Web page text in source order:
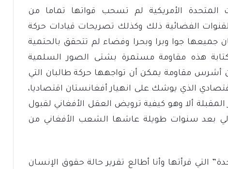
المتحدة الأمريكية لم تسحب قواتها تماما من
الفضائية ذلك وكذلك تصريحات قيادات حركة
جميعها جوا وبرا وبحرا وفضاء لم تتحقق بالحتمية
هذه مقاومة مستمرة بشتى الصور السلمية
أشرس مقاومة يمكن أن تواجهها حركة طالبان التي
الذي يوشك على انهيار أفغانستان اقتصاديا،
ألا وهو كيفية ترويض العقل الأفغاني لقبول
بعد سنوات طويلة عاشها الشعب الأفغاني من
التي قرأتها وأنا أطالع تقرير حالة حقوق الإنسان